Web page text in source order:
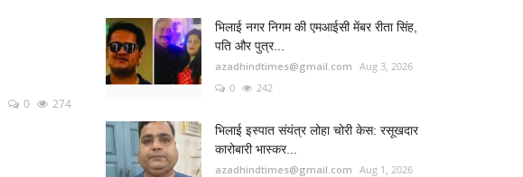
0 274
भिलाई नगर निगम की एमआईसी मेंबर रीता सिंह,
पति और पुत्र...
azadhindtimes@gmail.com Aug 3, 2026
0
242
भिलाई इस्पात संयंत्र लोहा चोरी केस: रसूखदार
कारोबारी भास्कर...
azadhindtimes@gmail.com Aug 1, 2026